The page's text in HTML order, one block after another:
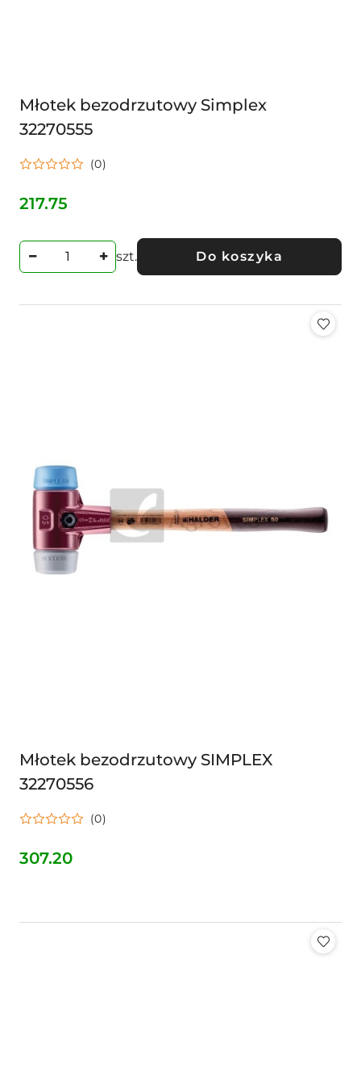
Młotek bezodrzutowy Simplex
32270555
(0)
Cena:
217.75
szt. Do koszyka
Młotek bezodrzutowy SIMPLEX
32270556
(0)
Cena:
307.20